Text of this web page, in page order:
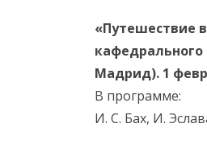
«Путешествие
кафедрального
Мадрид). 1
В программе:
И. С. Бах, И.